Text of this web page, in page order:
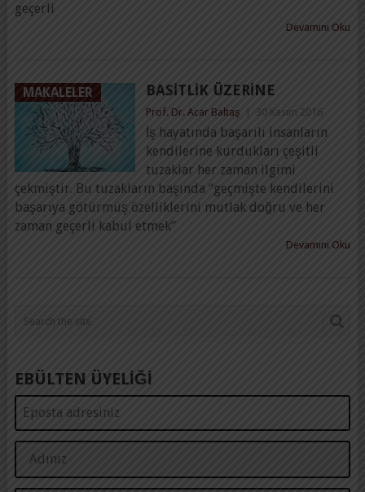
geçerli
Devamını Oku
MAKALELER BASITLIK ÜZERINE
Prof. Dr. Acar Baltaş 30 Kasım 2016
İş hayatında başarılı insanların
kendilerine kurdukları çeşitli
tuzaklar her zaman ilgimi
çekmiştir. Bu tuzakların başında “geçmişte kendilerini
başarıya götürmüş özelliklerini mutlak doğru ve her
zaman geçerli kabul etmek”
Devamını Oku
EBÜLTEN ÜYELİĞİ